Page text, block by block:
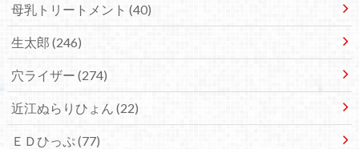
母乳トリートメント (40)
生太郎 (246)
穴ライザー (274)
近江ぬらりひょん (22)
ＥＤひっぷ(77)